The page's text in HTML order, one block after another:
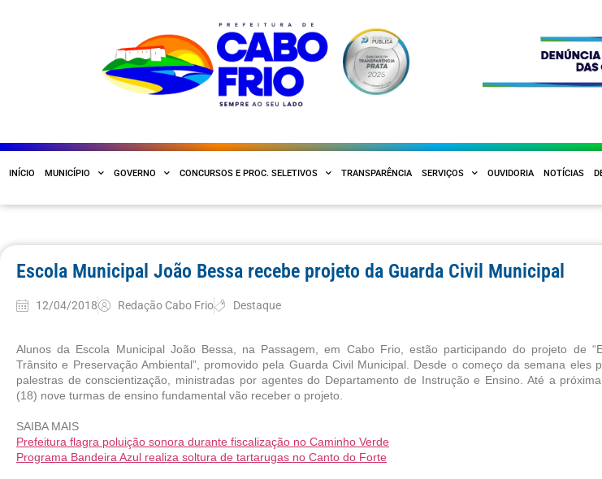
INÍCIO MUNICÍPIO GOVERNO CONCURSOS E PROC. SELETIVOS TRANSPARÊNCIA SERVIÇOS OUVIDORIA NOTÍCIAS
Escola Municipal João Bessa recebe projeto da Guarda Civil Municipal
12/04/2018 Redação Cabo Frio Destaque
Alunos da Escola Municipal João Bessa, na Passagem, em Cabo Frio, estão participando do projeto de
Trânsito e Preservação Ambiental”, promovido pela Guarda Civil Municipal. Desde o começo da semana eles
palestras de conscientização, ministradas por agentes do Departamento de Instrução e Ensino. Até a
(18) nove turmas de ensino fundamental vão receber o projeto.
SAIBA MAIS
Prefeitura flagra poluição sonora durante fiscalização no Caminho Verde
Programa Bandeira Azul realiza soltura de tartarugas no Canto do Forte